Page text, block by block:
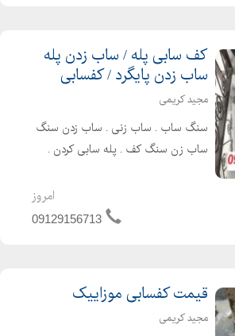
کف سابی پله / ساب زدن پله
ساب زدن پایگرد / کفسابی
مجید کریمی
سنگ ساب . ساب زنی . ساب زدن سنگ
ساب زن سنگ کف . پله سابی کردن .
امروز
09129156713
قیمت کفسابی موزاییک
مجید کریمی